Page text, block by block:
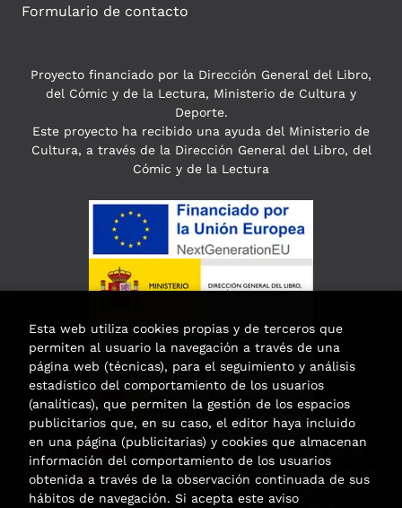
Formulario de contacto
Proyecto financiado por la Dirección General del Libro,
del Cómic y de la Lectura, Ministerio de Cultura y
Deporte.
Este proyecto ha recibido una ayuda del Ministerio de
Cultura, a través de la Dirección General del Libro, del
Cómic y de la Lectura
Esta actividad ha recibido una ayuda
para la modernización de las librerías de
la Comunidad de Madrid
Esta web utiliza cookies propias y de terceros que
permiten al usuario la navegación a través de una
página web (técnicas), para el seguimiento y análisis
estadístico del comportamiento de los usuarios
(analíticas), que permiten la gestión de los espacios
publicitarios que, en su caso, el editor haya incluido
en una página (publicitarias) y cookies que almacenan
información del comportamiento de los usuarios
obtenida a través de la observación continuada de sus
hábitos de navegación. Si acepta este aviso